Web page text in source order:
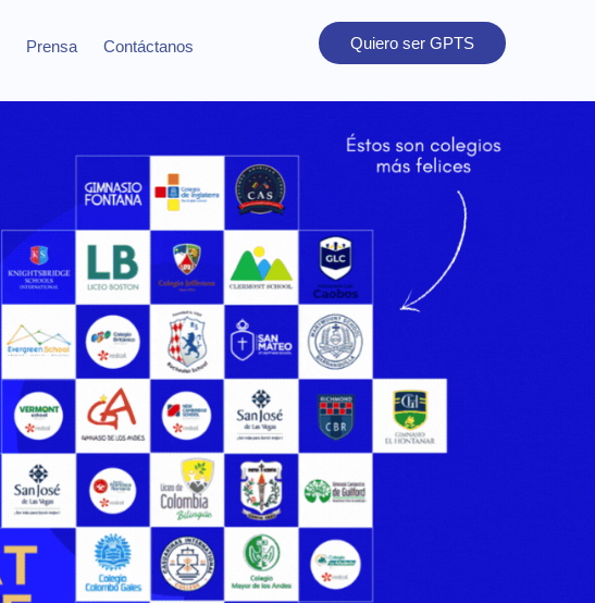
Prensa Contáctanos Quiero ser GPTS